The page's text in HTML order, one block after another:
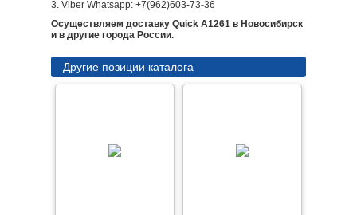
3. Viber Whatsapp: +7(962)603-73-36
Осуществляем доставку Quick A1261 в Новосибирск
и в другие города России.
Другие позиции каталога